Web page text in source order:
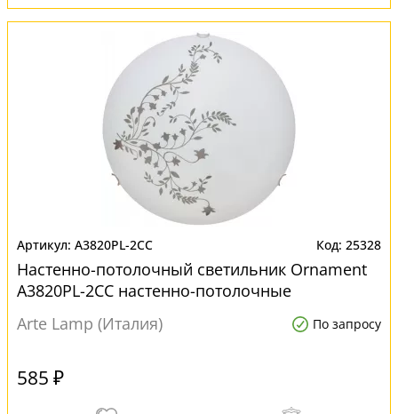
A3820PL-2CC 25328
Настенно-потолочный светильник Ornament
A3820PL-2CC настенно-потолочные
Arte Lamp (Италия)
По запросу
585 ₽